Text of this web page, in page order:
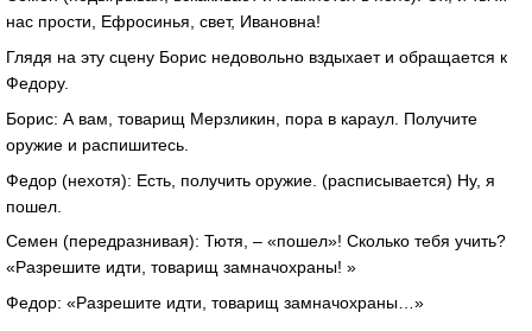
нас прости, Ефросинья, свет, Ивановна!
Глядя на эту сцену Борис недовольно вздыхает и обращается к
Федору.
Борис: А вам, товарищ Мерзликин, пора в караул. Получите
оружие и распишитесь.
Федор (нехотя): Есть, получить оружие. (расписывается) Ну, я
пошел.
Семен (передразнивая): Тютя, – «пошел»! Сколько тебя учить?
«Разрешите идти, товарищ замначохраны! »
Федор: «Разрешите идти, товарищ замначохраны…»